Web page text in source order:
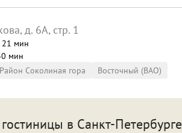
д. 6А, стр. 1
21 мин
мин
Район Соколиная гора Восточный (ВАО)
в Санкт-Петербурге